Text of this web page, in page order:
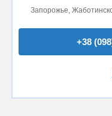
Запорожье,
+38